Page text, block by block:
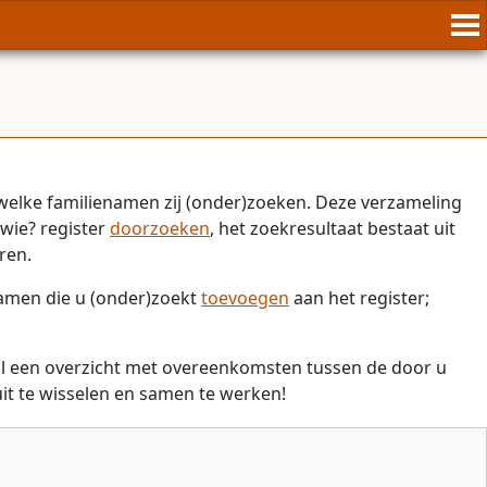
familienamen zij (onder)zoeken. Deze verzameling
registerdoorzoeken, het zoekresultaat bestaat uit
die u (onder)zoekttoevoegen aan het register;
overzicht met overeenkomsten tussen de door u
te wisselen en samen te werken!